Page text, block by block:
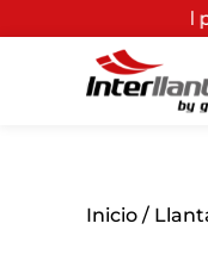
el país por
Inicio /